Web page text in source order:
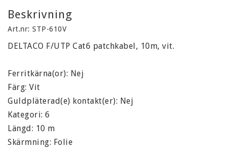
Beskrivning
Art.nr: STP-610V
DELTACO F/UTP Cat6 patchkabel, 10m, vit.
Ferritkärna(or): Nej
Färg: Vit
Guldpläterad(e) kontakt(er): Nej
Kategori: 6
Längd: 10 m
Skärmning: Folie